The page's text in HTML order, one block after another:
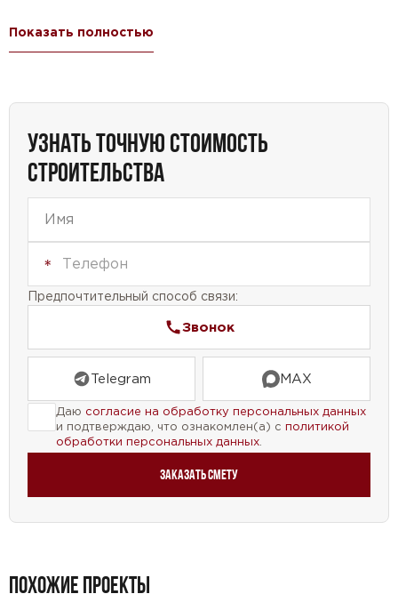
Дополнительным преимуществом этого проекта
является наличие террасы, где можно
атмосферой. Все эти особенности делают этот
небольшой, но уютный и функциональный дом.
Показать полностью
УЗНАТЬ ТОЧНУЮ СТОИМОСТЬ
СТРОИТЕЛЬСТВА
Предпочтительный способ связи:
Звонок
Telegram MAX
Даю согласие на обработку персональных данных
и подтверждаю, что ознакомлен(а) с политикой
обработки персональных данных
Заказать смету
ПОХОЖИЕ ПРОЕКТЫ